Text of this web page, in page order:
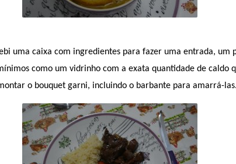
uma caixa com ingredientes para fazer uma entrada, um
como um vidrinho com a exata quantidade de caldo
o bouquet garni, incluindo o barbante para amarrá-las.